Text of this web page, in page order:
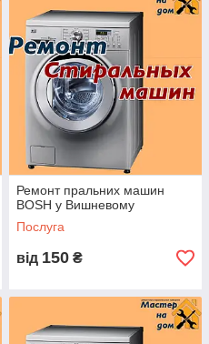
Ремонт пральних машин
BOSH у Вишневому
Послуга
від 150 ₴